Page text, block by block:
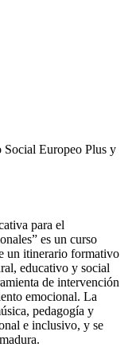
Social Europeo Plus y
para el
es un curso
un itinerario formativo
educativo y social
de intervención
emocional. La
pedagogía y
e inclusivo, y se